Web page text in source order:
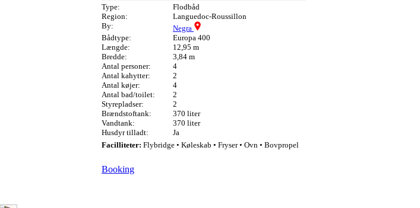
Type:
Flodbåd
Region:
Languedoc-Roussillon
By:
Negra
Bådtype:
Europa 400
Længde:
12,95 m
Bredde:
3,84 m
Antal personer:
4
Antal kahytter:
2
Antal køjer:
4
Antal bad/toilet:
2
Styrepladser:
2
Brændstoftank:
370 liter
Vandtank:
370 liter
Husdyr tilladt:
Ja
Facilliteter: Flybridge • Køleskab • Fryser • Ovn • Bovpropel
Booking